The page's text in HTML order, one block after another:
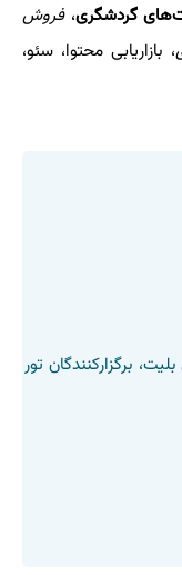
گردشگری،فروش
، بازاریابی محتوا، سئو،
برگزارکنندگان تور